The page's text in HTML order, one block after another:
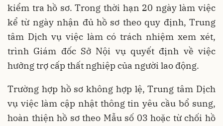
kiểm tra hồ sơ. Trong thời hạn 20 ngày làm việc
kể từ ngày nhận đủ hồ sơ theo quy định, Trung
tâm Dịch vụ việc làm có trách nhiệm xem xét,
trình Giám đốc Sở Nội vụ quyết định về việc
hưởng trợ cấp thất nghiệp của người lao động.
Trường hợp hồ sơ không hợp lệ, Trung tâm Dịch
vụ việc làm cập nhật thông tin yêu cầu bổ sung,
hoàn thiện hồ sơ theo Mẫu số 03 hoặc từ chối hồ